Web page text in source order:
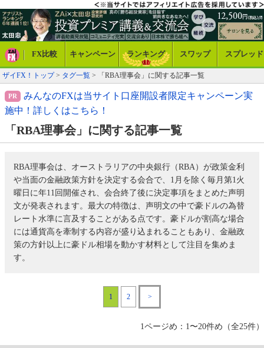
FX比較 キャンペーン ランキング スワップ スプレッド
ザイFX！トップ> タグ一覧 > 「RBA理事会」に関する記事一覧
みんなのFXは当サイト口座開設者限定キャンペーン実
施中！詳しくはこちら！
「RBA理事会」に関する記事一覧
RBA理事会は、オーストラリアの中央銀行（RBA）が政策金利
や当面の金融政策方針を決定する会合で、1月を除く毎月第1火
曜日に年11回開催され、会合終了後に決定事項をまとめた声明
文が発表されます。最大の特徴は、声明文の中で豪ドルの為替
レート水準に言及することがある点です。豪ドルが割高な場合
には通貨高を牽制する内容が盛り込まれることもあり、金融政
策の方針以上に豪ドル相場を動かす材料として注目を集めま
す。
1 2 >
1ページめ：1〜20件め（全25件）